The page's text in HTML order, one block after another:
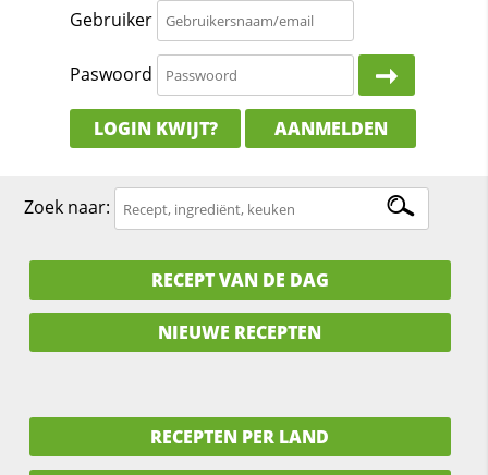
Gebruiker
Paswoord
LOGIN KWIJT? AANMELDEN
Zoek naar:
RECEPT VAN DE DAG
NIEUWE RECEPTEN
RECEPTEN PER LAND